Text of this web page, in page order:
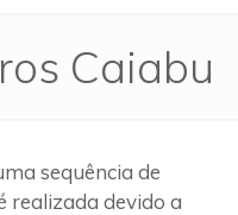
Caiabu
sequência de
realizada devido a